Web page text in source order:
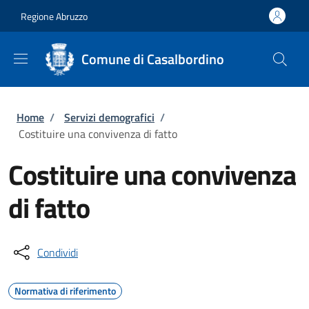
Regione Abruzzo
Comune di Casalbordino
Briciole di pane
Home / Servizi demografici /
Costituire una convivenza di fatto
Costituire una convivenza
di fatto
Condividi
Normativa di riferimento